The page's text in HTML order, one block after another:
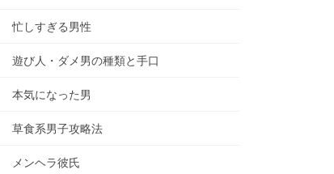
忙しすぎる男性
遊び人・ダメ男の種類と手口
本気になった男
草食系男子攻略法
メンヘラ彼氏